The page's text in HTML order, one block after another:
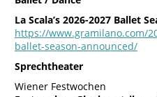
La Scala’s 2026-2027 Ballet
https://www.gramilano.com/
ballet-season-announced/
Sprechtheater
Wiener Festwochen